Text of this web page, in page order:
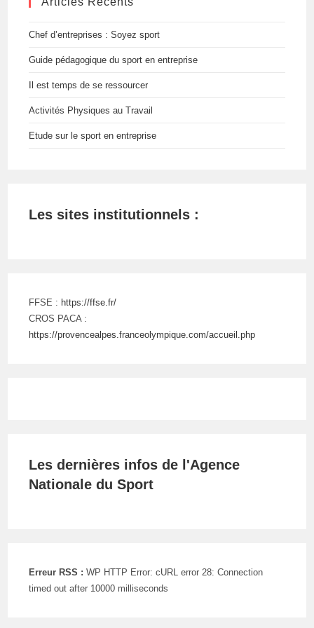
Chef d’entreprises : Soyez sport
Guide pédagogique du sport en entreprise
Il est temps de se ressourcer
Activités Physiques au Travail
Etude sur le sport en entreprise
Les sites institutionnels :
FFSE : https://ffse.fr/
CROS PACA :
https://provencealpes.franceolympique.com/accueil.php
Les dernières infos de l'Agence
Nationale du Sport
Erreur RSS : WP HTTP Error: cURL error 28: Connection
timed out after 10000 milliseconds